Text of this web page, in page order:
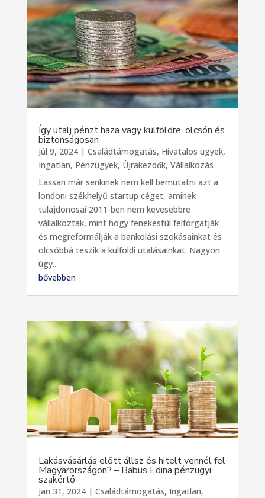
Így utalj pénzt haza vagy külföldre, olcsón és
biztonságosan
júl 9, 2024| Családtámogatás, Hivatalos ügyek,
Ingatlan, Pénzügyek, Újrakezdők, Vállalkozás
Lassan már senkinek nem kell bemutatni azt a
londoni székhelyű startup céget, aminek
tulajdonosai 2011-ben nem kevesebbre
vállalkoztak, mint hogy fenekestül felforgatják
és megreformálják a bankolási szokásainkat és
olcsóbbá teszik a külföldi utalásainkat. Nagyon
úgy...
bővebben
Lakásvásárlás előtt állsz és hitelt vennél fel
Magyarországon? – Babus Edina pénzügyi
szakértő
jan 31, 2024| Családtámogatás, Ingatlan,